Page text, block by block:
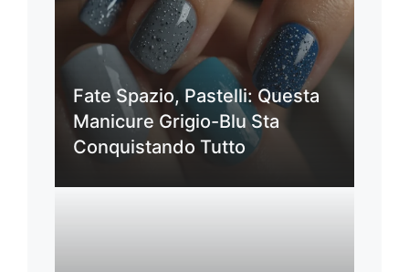
Fate Spazio, Pastelli: Questa
Manicure Grigio-Blu Sta
Conquistando Tutto